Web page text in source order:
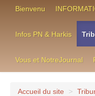
Bienvenu
Infos PN & Harkis
Vous et NotreJournal
Accueil du site >